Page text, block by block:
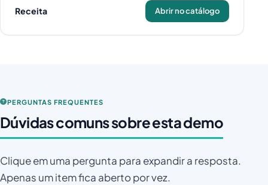
Receita Abrir no catálogo
PERGUNTAS FREQUENTES
Dúvidas comuns sobre esta demo
Clique em uma pergunta para expandir a resposta.
Apenas um item fica aberto por vez.